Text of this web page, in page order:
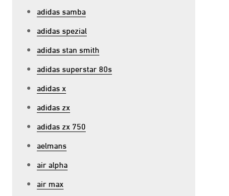
adidas samba
adidas spezial
adidas stan smith
adidas superstar 80s
adidas x
adidas zx
adidas zx 750
aelmans
air alpha
air max